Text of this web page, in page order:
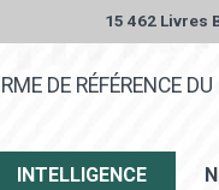
15 462 Livres
DE RÉFÉRENCE DU
INTELLIGENCE